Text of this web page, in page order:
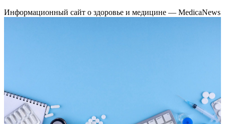
Информационный сайт о здоровье и медицине — MedicaNews